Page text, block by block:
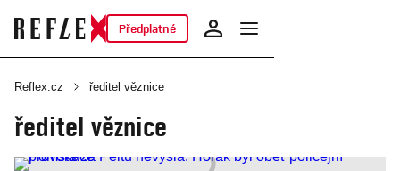
Předplatné
Reflex.cz ředitel věznice
ředitel věznice